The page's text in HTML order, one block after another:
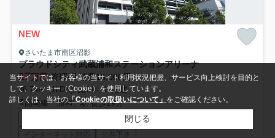
NEW
さいたま市南区沼影
プラウドシティ武蔵浦和ステーションアリーナ
17万円管理/共益費15,000円
36.74㎡ (1LDK) /築2年 /19階建
高崎線「浦和」駅 徒歩29分
宅配ボックス
インターネット対応
公共下水
当サイトでは、お客様の当サイト利用状況把握、サービス向上検討を目的と
して、クッキー（Cookie）を使用しています。
詳しくは、当社の「Cookieの取扱いについて」 をご確認ください。
閉じる